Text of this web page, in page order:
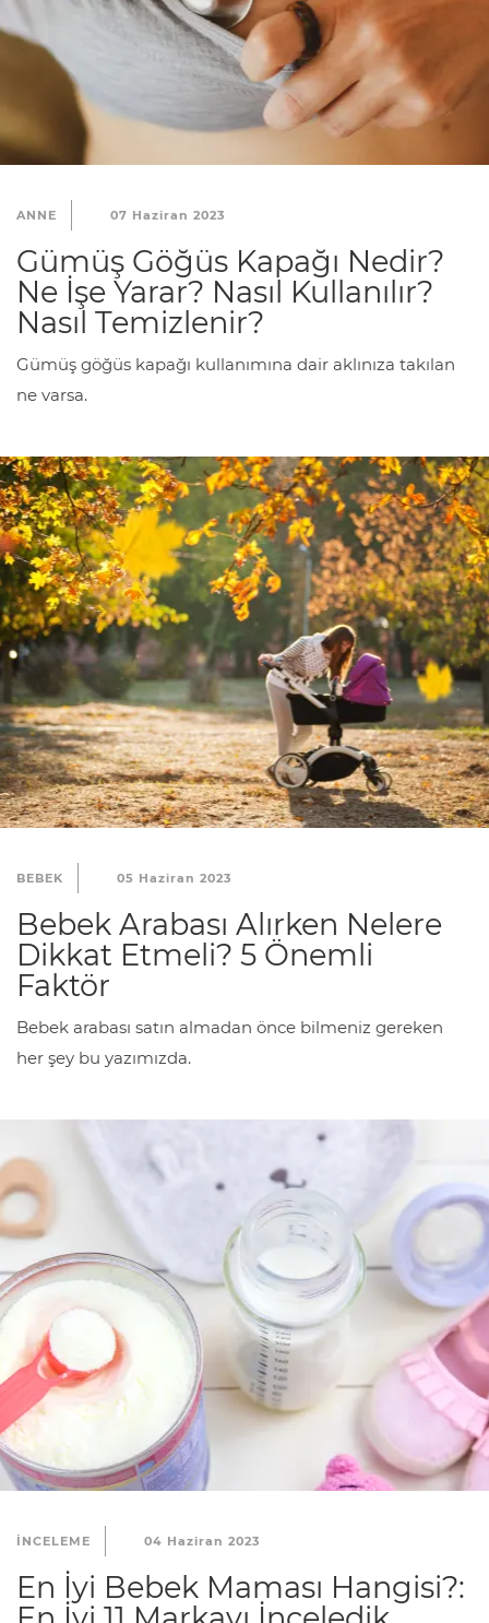
ANNE 07 Haziran 2023
Gümüş Göğüs Kapağı Nedir?
Ne İşe Yarar? Nasıl Kullanılır?
Nasıl Temizlenir?
Gümüş göğüs kapağı kullanımına dair aklınıza takılan
ne varsa.
BEBEK 05 Haziran 2023
Bebek Arabası Alırken Nelere
Dikkat Etmeli? 5 Önemli
Faktör
Bebek arabası satın almadan önce bilmeniz gereken
her şey bu yazımızda.
INCELEME 04 Haziran 2023
En İyi Bebek Maması Hangisi?: